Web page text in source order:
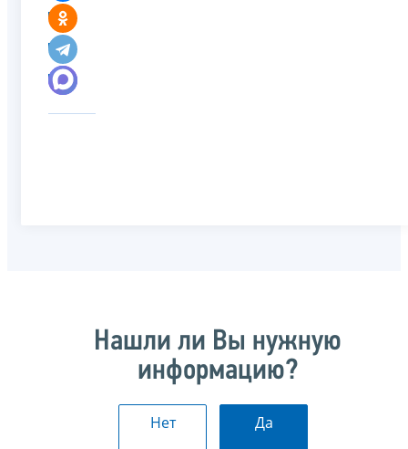
Нашли ли Вы нужную
информацию?
Нет Да